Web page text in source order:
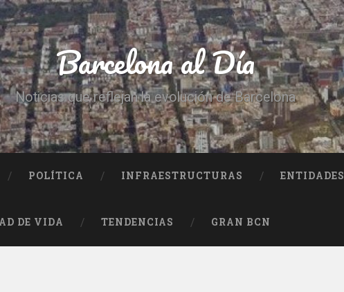
Barcelona al Día
Noticias que reflejan la evolución de Barcelona
POLÍTICA INFRAESTRUCTURAS ENTIDADES
DE VIDA TENDENCIAS GRAN BCN